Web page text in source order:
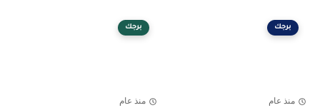
برجك
منذ عام
برجك
منذ عام